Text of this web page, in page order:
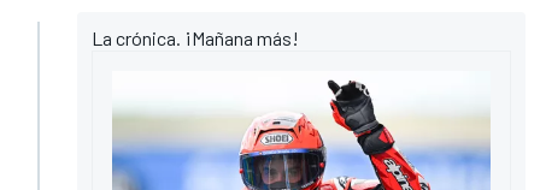
La crónica. ¡Mañana más!